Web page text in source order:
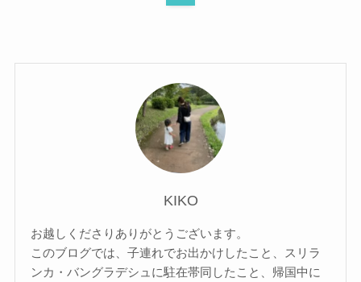
KIKO
お越しくださりありがとうございます。
このブログでは、子連れでお出かけしたこと、スリラ
ンカ・バングラデシュに駐在帯同したこと、帰国中に